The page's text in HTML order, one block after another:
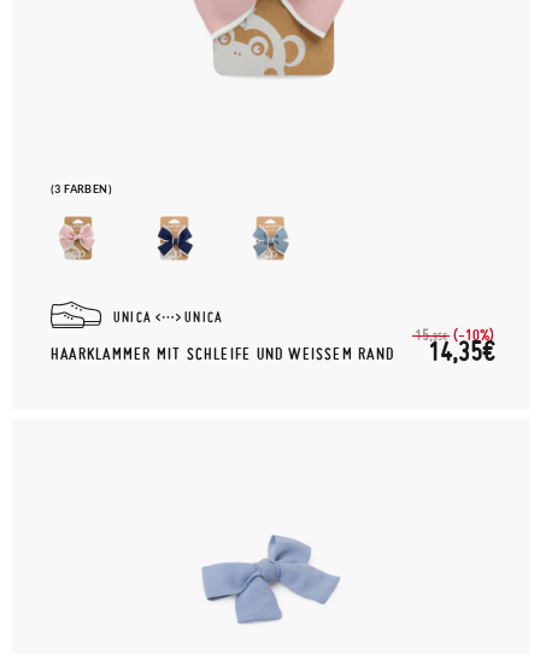
(3 FARBEN)
UNICA UNICA
HAARKLAMMER MIT SCHLEIFE UND WEISSEM RAND
15,95€ (-10%)
14,35€